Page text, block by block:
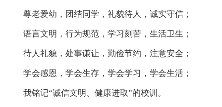
尊老爱幼，团结同学，礼貌待人，诚实守信；
语言文明，行为规范，学习刻苦，生活卫生；
待人礼貌，处事谦让，勤俭节约，注意安全；
学会感恩，学会生存，学会学习，学会生活；
我铭记“诚信文明、健康进取”的校训。